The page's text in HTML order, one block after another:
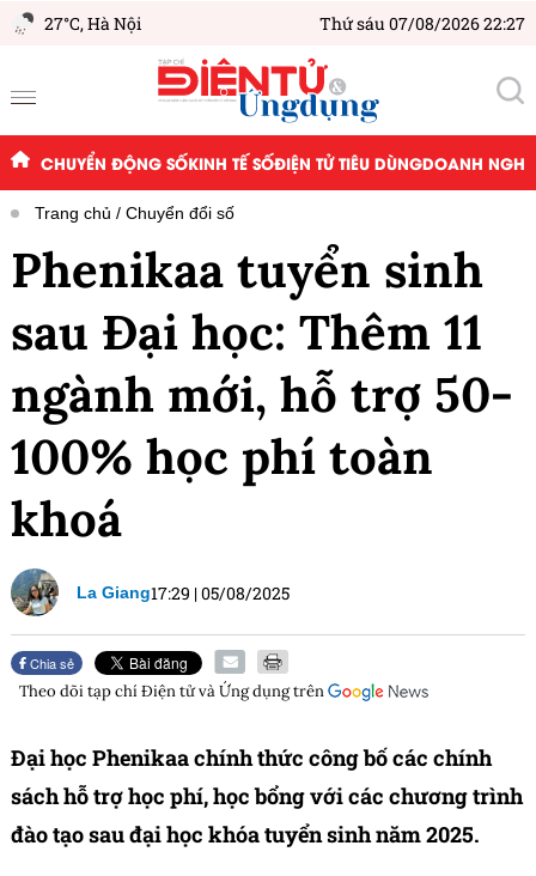
27°C,Hà Nội Thứ sáu 07/08/2026 22:27
CHUYỂN ĐỘNG SỐKINH TẾ SỐĐIỆN TỬ TIÊU DÙNGDOANH
Trang chủ Chuyển đổi số
Phenikaa tuyển sinh
sau Đại học: Thêm 11
ngành mới, hỗ trợ 50-
100% học phí toàn
khoá
La Giang17:29 |05/08/2025
Chia sẻ
Theo dõi tạp chíĐiện tử và Ứng dụngtrên
Đại học Phenikaa chính thức công bố các chính
sách hỗ trợ học phí, học bổng với các chương trình
đào tạo sau đại học khóa tuyển sinh năm 2025.